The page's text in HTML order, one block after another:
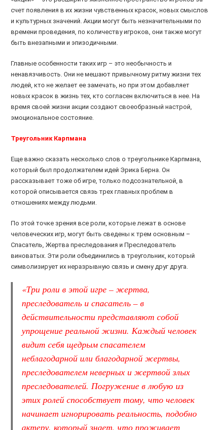
счет появления в их жизни чувственных красок, новых смыслов
и культурных значений. Акции могут быть незначительными по
времени проведения, по количеству игроков, они также могут
быть внезапными и эпизодичными.
Главные особенности таких игр – это необычность и
ненавязчивость. Они не мешают привычному ритму жизни тех
людей, кто не желает ее замечать, но при этом добавляет
новых красок в жизнь тех, кто согласен включиться в нее. На
время своей жизни акции создают своеобразный настрой,
эмоциональное состояние.
Треугольник Карпмана
Еще важно сказать несколько слов о треугольнике Карпмана,
который был продолжателем идей Эрика Берна. Он
рассказывает тоже об игре, только подсознательной, в
которой описывается связь трех главных проблем в
отношениях между людьми.
По этой точке зрения все роли, которые лежат в основе
человеческих игр, могут быть сведены к трем основным –
Спасатель, Жертва преследования и Преследователь
виноватых. Эти роли объединились в треугольник, который
символизирует их неразрывную связь и смену друг друга.
«Три роли в этой игре – жертва,
преследователь и спасатель – в
действительности представляют собой
упрощение реальной жизни. Каждый человек
видит себя щедрым спасателем
неблагодарной или благодарной жертвы,
преследователем неверных и жертвой злых
преследователей. Погружение в любую из
этих ролей способствует тому, что человек
начинает игнорировать реальность, подобно
актеру, который знает, что проживает